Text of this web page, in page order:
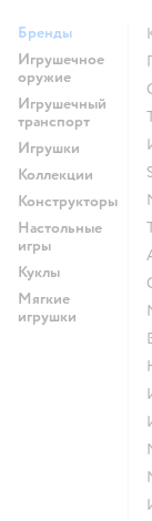
Бренды
Игрушечное
оружие
Игрушечный
транспорт
Игрушки
Коллекции
Конструкторы
Настольные
игры
Куклы
Мягкие
игрушки